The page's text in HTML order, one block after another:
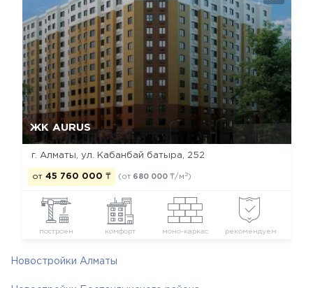
ЖК AURUS
г. Алматы, ул. Кабанбай батыра, 252
от 45 760 000 ₸ (от 680 000 ₸/м 2)
построен комфорт моно-каркас рекомендуем
Да, удалить
Новостройки Алматы